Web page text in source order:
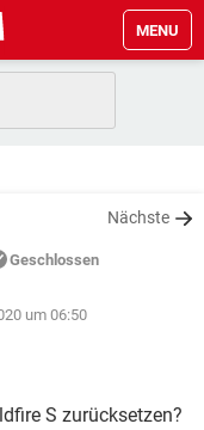
MENU
Nächste
Geschlossen
um 06:50
S zurücksetzen?